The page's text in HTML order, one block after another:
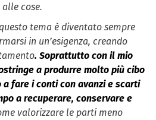
cose.
tema è diventato sempre
in un’esigenza, creando
. Soprattutto con il mio
a produrre molto più cibo
fare i conti con avanzi e scarti
a recuperare, conservare e
valorizzare le parti meno